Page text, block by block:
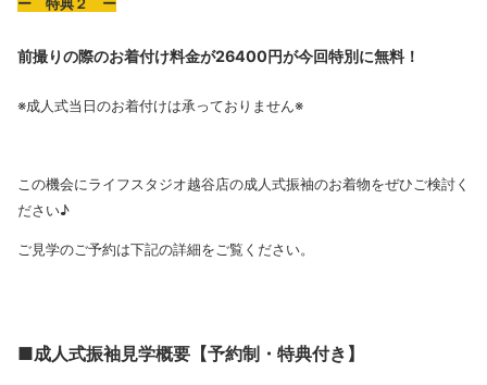
前撮りの際のお着付け料金が26400円が今回特別に無料！
※成人式当日のお着付けは承っておりません※
この機会にライフスタジオ越谷店の成人式振袖のお着物をぜひご検討く
ださい♪
ご見学のご予約は下記の詳細をご覧ください。
■成人式振袖見学概要【予約制・特典付き】